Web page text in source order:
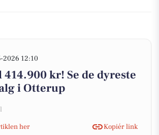
2026 12:10
kr! Se de dyreste
i Otterup
her
Kopiér link